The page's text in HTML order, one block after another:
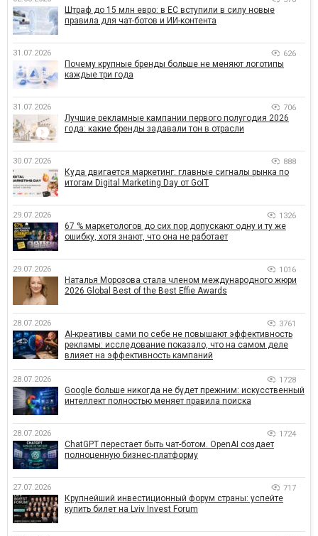
Штраф до 15 млн евро: в ЕС вступили в силу новые
правила для чат-ботов и ИИ-контента
31.07.2026 626
Почему крупные бренды больше не меняют логотипы
каждые три года
31.07.2026 706
Лучшие рекламные кампании первого полугодия 2026
года: какие бренды задавали тон в отрасли
30.07.2026 888
Куда двигается маркетинг: главные сигналы рынка по
итогам Digital Marketing Day от GoIT
29.07.2026 1326
67 % маркетологов до сих пор допускают одну и ту же
ошибку, хотя знают, что она не работает
29.07.2026 1016
Наталья Морозова стала членом международного жюри
2026 Global Best of the Best Effie Awards
28.07.2026 3761
AI-креативы сами по себе не повышают эффективность
рекламы: исследование показало, что на самом деле
влияет на эффективность кампаний
28.07.2026 1728
Google больше никогда не будет прежним: искусственный
интеллект полностью меняет правила поиска
28.07.2026 1724
ChatGPT перестает быть чат-ботом. OpenAI создает
полноценную бизнес-платформу
27.07.2026 717
Крупнейший инвестиционный форум страны: успейте
купить билет на Lviv Invest Forum